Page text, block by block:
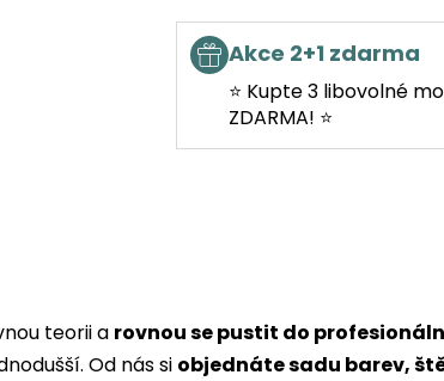
Akce 2+1 zdarma
⭐ Kupte 3 libovolné
ZDARMA! ⭐
teorii a rovnou se pustit do
Od nás si objednáte sadu barev,